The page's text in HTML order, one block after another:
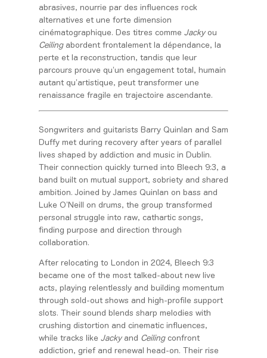
abrasives, nourrie par des influences rock
alternatives et une forte dimension
cinématographique. Des titres comme Jackyou
Ceilingabordent frontalement la dépendance, la
perte et la reconstruction, tandis que leur
parcours prouve qu’un engagement total, humain
autant qu’artistique, peut transformer une
renaissance fragile en trajectoire ascendante.
Songwriters and guitarists Barry Quinlan and Sam
Duffy met during recovery after years of parallel
lives shaped by addiction and music in Dublin.
Their connection quickly turned into Bleech 9:3, a
band built on mutual support, sobriety and shared
ambition. Joined by James Quinlan on bass and
Luke O’Neill on drums, the group transformed
personal struggle into raw, cathartic songs,
finding purpose and direction through
collaboration.
After relocating to London in 2024, Bleech 9:3
became one of the most talked-about new live
acts, playing relentlessly and building momentum
through sold-out shows and high-profile support
slots. Their sound blends sharp melodies with
crushing distortion and cinematic influences,
while tracks like Jackyand Ceilingconfront
addiction, grief and renewal head-on. Their rise